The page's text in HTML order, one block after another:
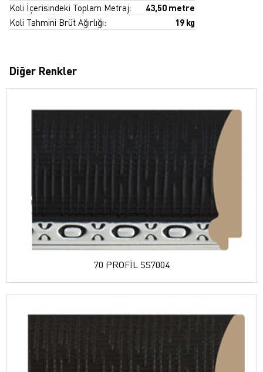
Koli İçerisindeki Toplam Metraj:
43,50 metre
Koli Tahmini Brüt Ağırlığı:
19 kg
Diğer Renkler
70 PROFİL SS7004